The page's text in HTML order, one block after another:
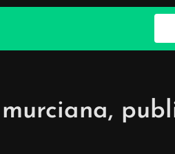
B
c